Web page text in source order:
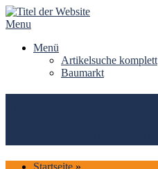
Skip
to
Menu
Menü
Artikelsuche komplett
Baumarkt
Startseite »